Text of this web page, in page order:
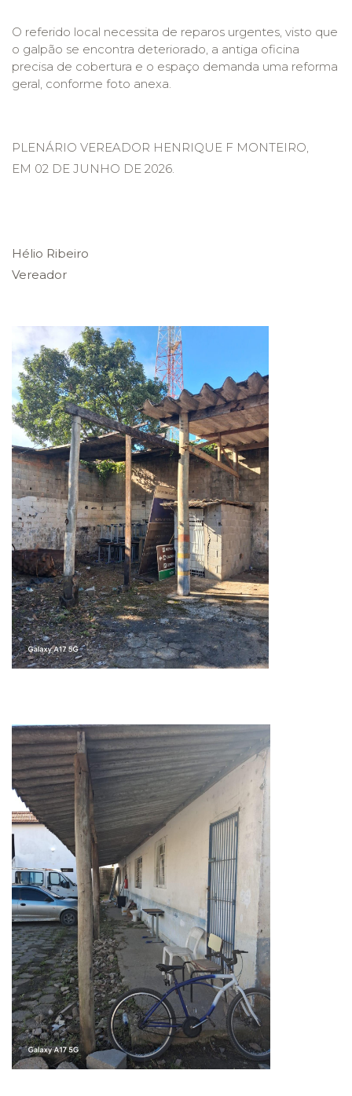
O referido local necessita de reparos urgentes, visto que
o galpão se encontra deteriorado, a antiga oficina
precisa de cobertura e o espaço demanda uma reforma
geral, conforme foto anexa.
PLENÁRIO VEREADOR HENRIQUE F MONTEIRO,
EM 02 DE JUNHO DE 2026.
Hélio Ribeiro
Vereador